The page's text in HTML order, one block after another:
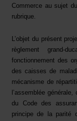
Commerce au sujet
rubrique.
L’objet du présent
règlement grand-
fonctionnement des
des caisses de
mécanisme de
l’assemblée
du Code des
principe de la parité